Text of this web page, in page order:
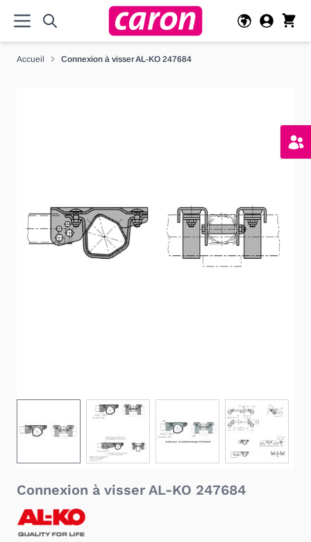
Accueil Connexion à visser AL-KO 247684
View larger imageView larger imageView larger image
View
Connexion à visser AL-KO 247684